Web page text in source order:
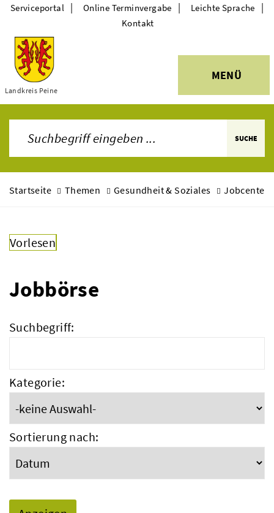
Themen
Landkreis Peine
MENÜ
Serviceportal | Online Terminvergabe | Leichte Sprache |
Kontakt
SUCHE
Startseite Themen Gesundheit & Soziales Jobcenter
Vorlesen
Jobbörse
Suchbegriff:
Kategorie:
Sortierung nach: